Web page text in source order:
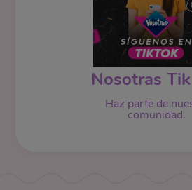
Nosotras
Haz parte de
comunidad.